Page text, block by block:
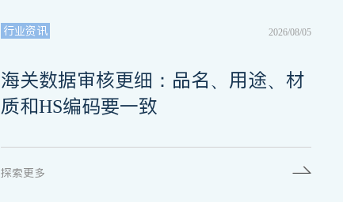
2026/08/05
行业资讯
海关数据审核更细：品名、用途、材
质和HS编码要一致
探索更多